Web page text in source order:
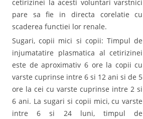
cetirizinei la acesti voluntari varstnici
pare sa fie in directa corelatie cu
scaderea functiei lor renale.
Sugari, copii mici si copii: Timpul de
injumatatire plasmatica al cetirizinei
este de aproximativ 6 ore la copii cu
varste cuprinse intre 6 si 12 ani si de 5
ore la cei cu varste cuprinse intre 2 si
6 ani. La sugari si copii mici, cu varste
intre 6 si 24 luni, timpul de